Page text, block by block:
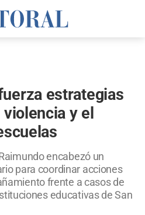
estrategias
y el
encabezó un
para coordinar acciones
frente a casos de
educativas de San